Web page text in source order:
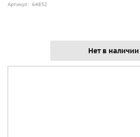
Артикул: 64832
Нет в наличии